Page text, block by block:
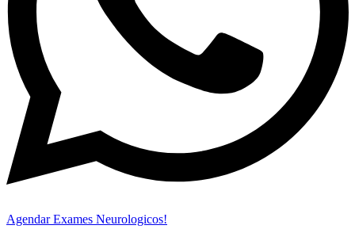
Agendar Exames Neurologicos!